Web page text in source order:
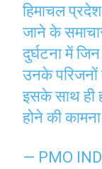
हिमाचल
जाने के
दुर्घटना में
उनके परिजनों
इसके साथ ही
होने की
— PMO